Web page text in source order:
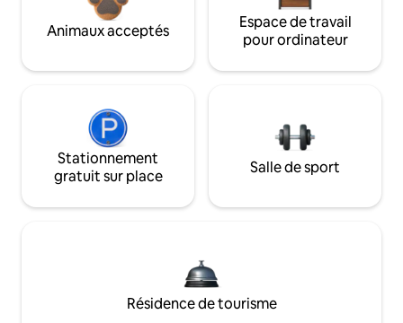
Animaux acceptés
Espace de travail
pour ordinateur
Stationnement
gratuit sur place
Salle de sport
Résidence de tourisme